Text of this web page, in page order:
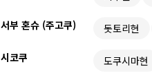
서부 혼슈 (주고쿠) 돗토리현
시코쿠 도쿠시마현